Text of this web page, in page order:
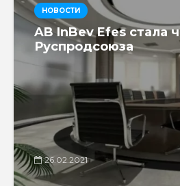
НОВОСТИ
AB InBev Efes стала
Руспродсоюза
26.02.2021